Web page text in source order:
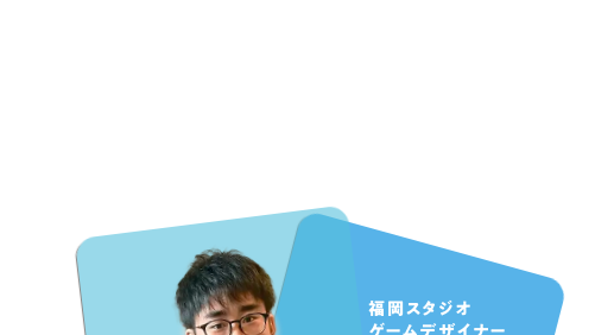
福岡スタジオ
ゲームデザイナー